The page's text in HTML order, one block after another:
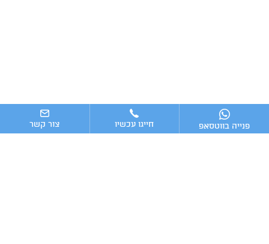
פנייה בווטסאפ חייגו עכשיו צור קשר